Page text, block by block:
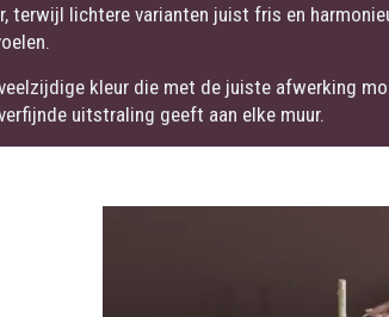
terwijl lichtere varianten juist fris en
kleur die met de juiste afwerking
uitstraling geeft aan elke muur.